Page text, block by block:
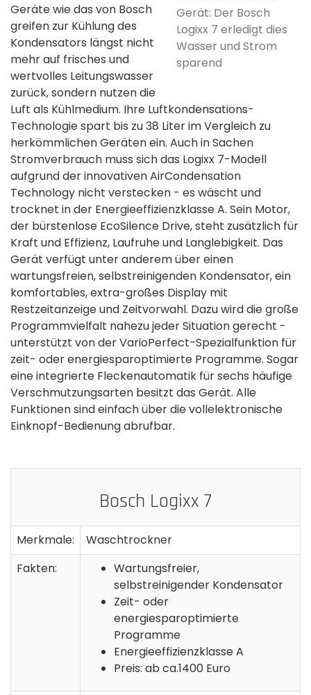
Gerät: Der Bosch
Logixx 7 erledigt dies
Wasser und Strom
sparend
Geräte wie das von Bosch
greifen zur Kühlung des
Kondensators längst nicht
mehr auf frisches und
wertvolles Leitungswasser
zurück, sondern nutzen die
Luft als Kühlmedium. Ihre Luftkondensations-
Technologie spart bis zu 38 Liter im Vergleich zu
herkömmlichen Geräten ein. Auch in Sachen
Stromverbrauch muss sich das Logixx 7-Modell
aufgrund der innovativen AirCondensation
Technology nicht verstecken - es wäscht und
trocknet in der Energieeffizienzklasse A. Sein Motor,
der bürstenlose EcoSilence Drive, steht zusätzlich für
Kraft und Effizienz, Laufruhe und Langlebigkeit. Das
Gerät verfügt unter anderem über einen
wartungsfreien, selbstreinigenden Kondensator, ein
komfortables, extra-großes Display mit
Restzeitanzeige und Zeitvorwahl. Dazu wird die große
Programmvielfalt nahezu jeder Situation gerecht -
unterstützt von der VarioPerfect-Spezialfunktion für
zeit- oder energiesparoptimierte Programme. Sogar
eine integrierte Fleckenautomatik für sechs häufige
Verschmutzungsarten besitzt das Gerät. Alle
Funktionen sind einfach über die vollelektronische
Einknopf-Bedienung abrufbar.
Bosch Logixx 7
Merkmale:
Waschtrockner
Fakten:
Wartungsfreier,
selbstreinigender Kondensator
Zeit- oder
energiesparoptimierte
Programme
Energieeffizienzklasse A
Preis: ab ca.1400 Euro